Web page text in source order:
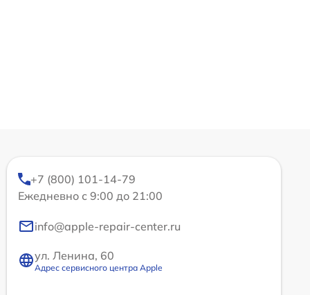
+7 (800) 101-14-79
Ежедневно с 9:00 до 21:00
info@apple-repair-center.ru
ул. Ленина, 60
Адрес сервисного центра Apple